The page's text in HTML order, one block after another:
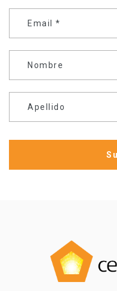
Email *
Nombre
Apellido